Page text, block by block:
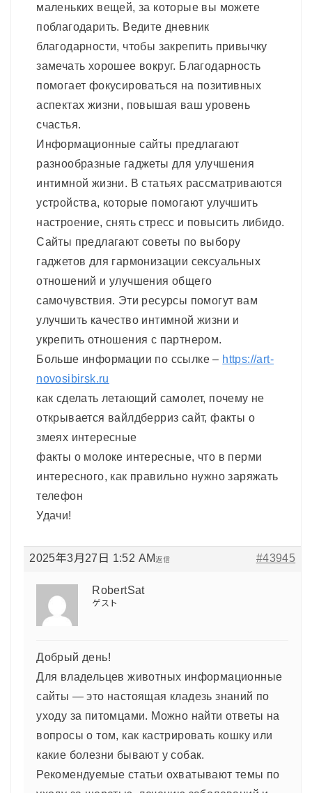
маленьких вещей, за которые вы можете
поблагодарить. Ведите дневник
благодарности, чтобы закрепить привычку
замечать хорошее вокруг. Благодарность
помогает фокусироваться на позитивных
аспектах жизни, повышая ваш уровень
счастья.
Информационные сайты предлагают
разнообразные гаджеты для улучшения
интимной жизни. В статьях рассматриваются
устройства, которые помогают улучшить
настроение, снять стресс и повысить либидо.
Сайты предлагают советы по выбору
гаджетов для гармонизации сексуальных
отношений и улучшения общего
самочувствия. Эти ресурсы помогут вам
улучшить качество интимной жизни и
укрепить отношения с партнером.
Больше информации по ссылке – https://art-
novosibirsk.ru
как сделать летающий самолет, почему не
открывается вайлдберриз сайт, факты о
змеях интересные
факты о молоке интересные, что в перми
интересного, как правильно нужно заряжать
телефон
Удачи!
2025年3月27日 1:52 AM #43945
返信
RobertSat
ゲスト
Добрый день!
Для владельцев животных информационные
сайты — это настоящая кладезь знаний по
уходу за питомцами. Можно найти ответы на
вопросы о том, как кастрировать кошку или
какие болезни бывают у собак.
Рекомендуемые статьи охватывают темы по